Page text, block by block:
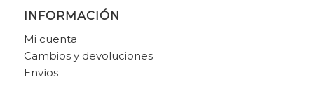
INFORMACIÓN
Mi cuenta
Cambios y devoluciones
Envíos